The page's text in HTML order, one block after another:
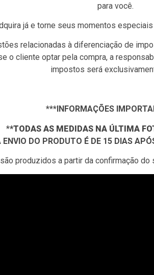
para você.
já e torne seus momentos
relacionadas à diferenciação de
o cliente optar pela compra, a
impostos será
***INFORMAÇÕES
**TODAS AS MEDIDAS NA ÚLTIMA
DO PRODUTO É DE 15 DIAS
produzidos a partir da confirmação